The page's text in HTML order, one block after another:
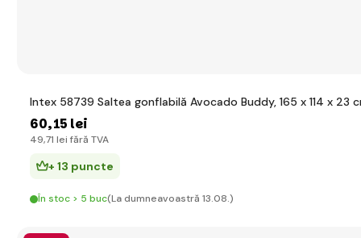
Intex 58739 Saltea gonflabilă Avocado Buddy, 165 x 114 x 23
60,15 lei
49,71 lei fără TVA
+ 13 puncte
În stoc > 5 buc(La dumneavoastră 13.08.)